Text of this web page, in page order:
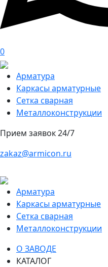
0
Арматура
Каркасы арматурные
Сетка сварная
Металлоконструкции
Прием заявок 24/7
zakaz@armicon.ru
Арматура
Каркасы арматурные
Сетка сварная
Металлоконструкции
О ЗАВОДЕ
КАТАЛОГ